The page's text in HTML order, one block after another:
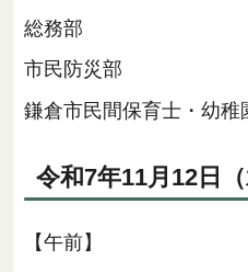
総務部
市民防災部
鎌倉市民間保育士・幼稚
令和7年11月12日（
【午前】